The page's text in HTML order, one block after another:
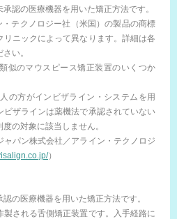
認の医療機器を用いた矯正方法です。
テクノロジー社（米国）の製品の商標
ニックによって異なります。詳細は各
い。
似のマウスピース矯正装置のいくつか
の方がインビザライン・システムを用
ビザラインは薬機法で承認されていない
の対象に該当しません。
パン株式会社／アライン・テクノロジ
）
の医療機器を用いた矯正方法です。
される舌側矯正装置です。入手経路に